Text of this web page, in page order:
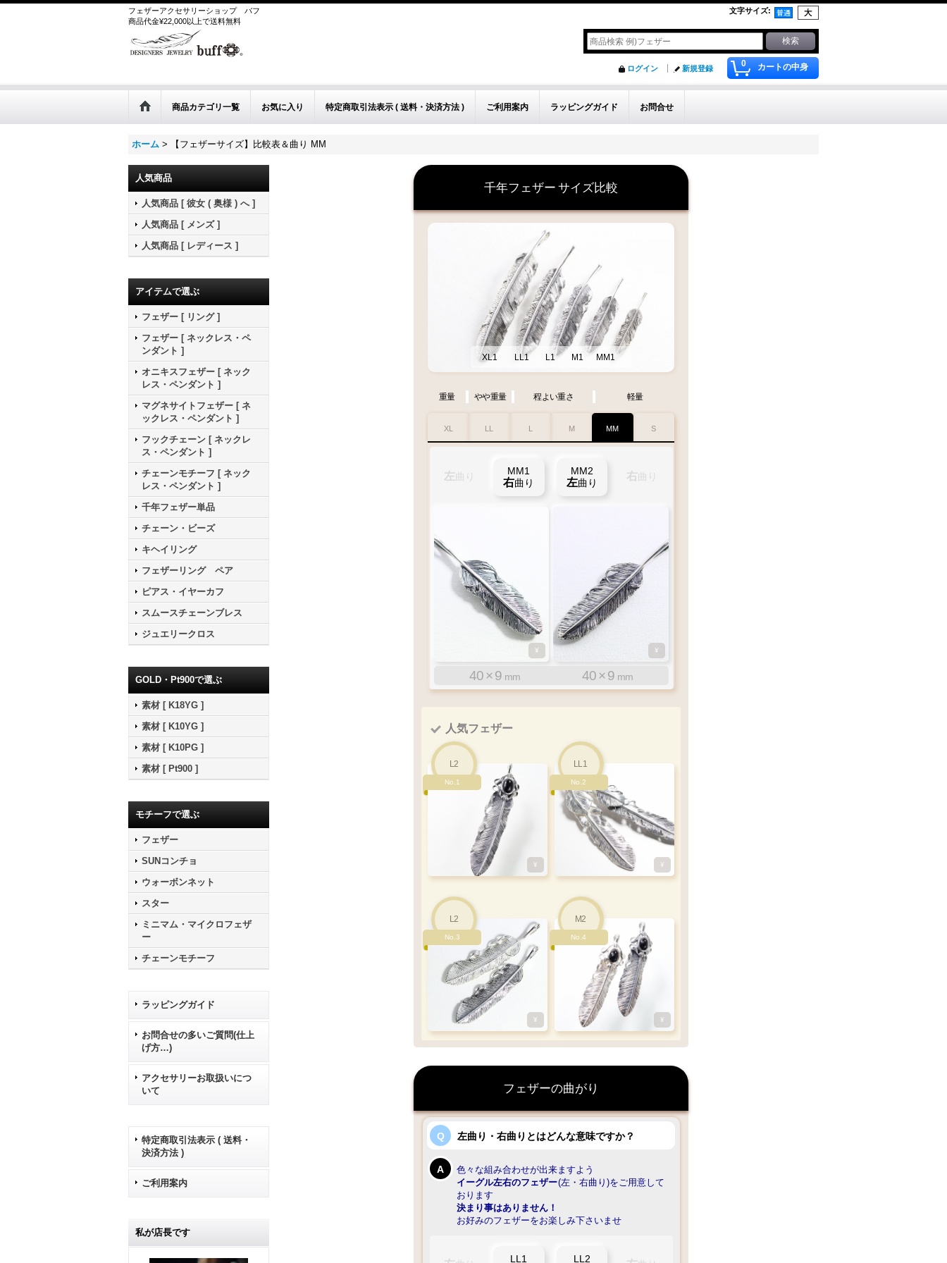
フェザーアクセサリーショップ
バフ
商品代金¥22,000以上で送料無料
文字サイズ:
0 カートの中身
ログイン 新規登録
商品カテゴリ一覧 お気に入り 特定商取引法表示 ( 送料・決済方法 ) ご利用案内 ラッピングガイド お問合せ
ホーム > 【フェザーサイズ】比較表＆曲り MM
人気商品
人気商品 [ 彼女 ( 奥様 ) へ ]
人気商品 [ メンズ ]
人気商品 [ レディース ]
アイテムで選ぶ
フェザー [ リング ]
フェザー [ ネックレス・ペ
ンダント ]
オニキスフェザー [ ネック
レス・ペンダント ]
マグネサイトフェザー [ ネ
ックレス・ペンダント ]
フックチェーン [ ネックレ
ス・ペンダント ]
チェーンモチーフ [ ネック
レス・ペンダント ]
千年フェザー単品
チェーン・ビーズ
キヘイリング
フェザーリング ペア
ピアス・イヤーカフ
スムースチェーンブレス
ジュエリークロス
GOLD・Pt900で選ぶ
素材 [ K18YG ]
素材 [ K10YG ]
素材 [ K10PG ]
素材 [ Pt900 ]
モチーフで選ぶ
フェザー
SUNコンチョ
ウォーボンネット
スター
ミニマム・マイクロフェザ
ー
チェーンモチーフ
ラッピングガイド
お問合せの多いご質問(仕上
げ方…)
アクセサリーお取扱いにつ
いて
特定商取引法表示 ( 送料・
決済方法 )
ご利用案内
私が店長です
千年フェザー サイズ比較
XL1 LL1 L1 M1 MM1
重量 やや重量 程よい重さ 軽量
XL
左 曲り
XL1
右曲り
XL2
左曲り
右曲り
¥ ¥
85×15 mm 80×15 mm
LL
左 曲り
LL1
右曲り
LL2
左曲
右 曲
¥
72×14 mm 71×14 mm
L
左 曲り
L1
右曲り
L2
左曲り
右曲り
¥ ¥
60×12 mm 60×12 mm
M
左 曲り
M1
右曲り
M2
左曲り
右曲り
¥ ¥
48×10 mm 48×10 mm
MM
左 曲り
MM1
右曲り
MM2
左曲り
右曲り
¥ ¥
40 ×9 mm 40 ×9 mm
S
左寄り
軸右
32 × 7 33 × 7
人気フェザー
L2
No.1
¥
LL1
No.2
¥
L2
No.3
¥
M2
No.4
¥
フェザーの曲がり
左曲り・右曲りとはどんな意味ですか？
色々な組み合わせが出来ますよう
イーグル左右のフェザー(左・右曲り)をご用意して
おります
決まり事はありません！
お好みのフェザーをお楽しみ下さいませ
LL1 LL2